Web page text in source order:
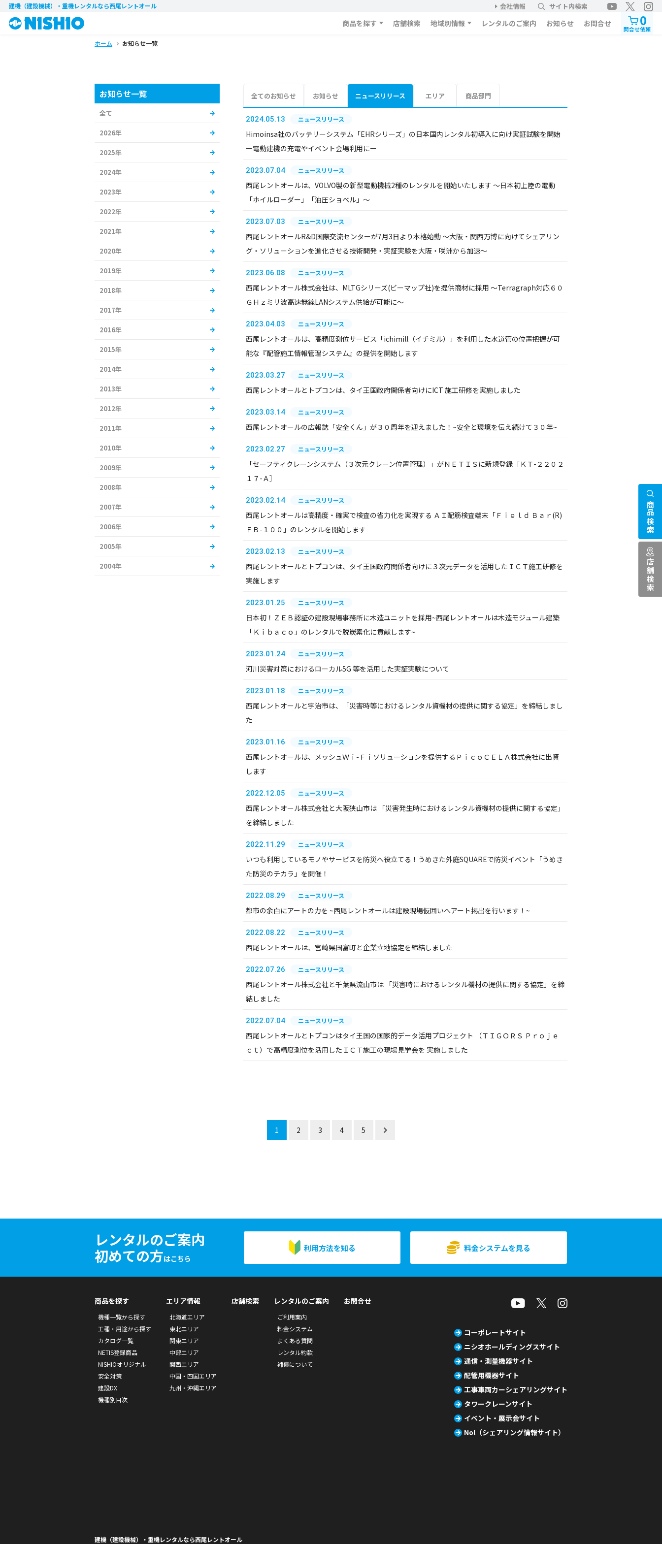
建機（建設機械）・重機レンタルなら西尾レントオール 会社情報 サイト内検索
商品を探す 店舗検索 地域別情報 レンタルのご案内 お知らせ お問合せ 0
問合せ依頼
ホーム お知らせ一覧
全てのお知らせ お知らせ ニュースリリース エリア 商品部門
2024.05.13 ニュースリリース
Himoinsa社のバッテリーシステム「EHRシリーズ」の日本国内レンタル初導入に向け実証試験を開始
ー電動建機の充電やイベント会場利用にー
2023.07.04 ニュースリリース
西尾レントオールは、VOLVO製の新型電動機械2種のレンタルを開始いたします ～日本初上陸の電動
「ホイルローダー」「油圧ショベル」～
2023.07.03 ニュースリリース
西尾レントオールR&D国際交流センターが7月3日より本格始動 ～大阪・関西万博に向けてシェアリン
グ・ソリューションを進化させる技術開発・実証実験を大阪・咲洲から加速～
2023.06.08 ニュースリリース
西尾レントオール株式会社は、MLTGシリーズ(ビーマップ社)を提供商材に採用 ～Terragraph対応６０
ＧＨｚミリ波高速無線LANシステム供給が可能に～
2023.04.03 ニュースリリース
西尾レントオールは、高精度測位サービス「ichimill（イチミル）」を利用した水道管の位置把握が可
能な『配管施工情報管理システム』の提供を開始します
2023.03.27 ニュースリリース
西尾レントオールとトプコンは、タイ王国政府関係者向けにICT 施工研修を実施しました
2023.03.14 ニュースリリース
西尾レントオールの広報誌「安全くん」が３０周年を迎えました！~安全と環境を伝え続けて３０年~
2023.02.27 ニュースリリース
「セーフティクレーンシステム（３次元クレーン位置管理）」がＮＥＴＩＳに新規登録［ＫＴ-２２０２
１７-Ａ］
2023.02.14 ニュースリリース
西尾レントオールは高精度・確実で検査の省力化を実現する ＡＩ配筋検査端末「Ｆｉｅｌｄ Ｂａｒ(R)
ＦＢ-１００」のレンタルを開始します
2023.02.13 ニュースリリース
西尾レントオールとトプコンは、タイ王国政府関係者向けに３次元データを活用したＩＣＴ施工研修を
実施します
2023.01.25 ニュースリリース
日本初！ＺＥＢ認証の建設現場事務所に木造ユニットを採用~西尾レントオールは木造モジュール建築
「Ｋｉｂａｃｏ」のレンタルで脱炭素化に貢献します~
2023.01.24 ニュースリリース
河川災害対策におけるローカル5G 等を活用した実証実験について
2023.01.18 ニュースリリース
西尾レントオールと宇治市は、「災害時等におけるレンタル資機材の提供に関する協定」を締結しまし
た
2023.01.16 ニュースリリース
西尾レントオールは、メッシュＷｉ-Ｆｉソリューションを提供するＰｉｃｏＣＥＬＡ株式会社に出資
します
2022.12.05 ニュースリリース
西尾レントオール株式会社と大阪狭山市は 「災害発生時におけるレンタル資機材の提供に関する協定」
を締結しました
2022.11.29 ニュースリリース
いつも利用しているモノやサービスを防災へ役立てる！うめきた外庭SQUAREで防災イベント「うめき
た防災のチカラ」を開催！
2022.08.29 ニュースリリース
都市の余白にアートの力を ~西尾レントオールは建設現場仮囲いへアート掲出を行います！~
2022.08.22 ニュースリリース
西尾レントオールは、宮崎県国富町と企業立地協定を締結しました
2022.07.26 ニュースリリース
西尾レントオール株式会社と千葉県流山市は 「災害時におけるレンタル機材の提供に関する協定」を締
結しました
2022.07.04 ニュースリリース
西尾レントオールとトプコンはタイ王国の国家的データ活用プロジェクト （ＴＩＧＯＲＳ Ｐｒｏｊｅ
ｃｔ）で高精度測位を活用したＩＣＴ施工の現場見学会を 実施しました
1 2 3 4 5
お知らせ一覧
全て
2026年
2025年
2024年
2023年
2022年
2021年
2020年
2019年
2018年
2017年
2016年
2015年
2014年
2013年
2012年
2011年
2010年
2009年
2008年
2007年
2006年
2005年
2004年
レンタルのご案内
初めての方はこちら
利用方法を知る 料金システムを見る
商品検索
店舗検索
商品を探す
機種一覧から探す
工種・用途から探す
カタログ一覧
NETIS登録商品
NISHIOオリジナル
安全対策
建設DX
機種別目次
エリア情報
北海道エリア
東北エリア
関東エリア
中部エリア
関西エリア
中国・四国エリア
九州・沖縄エリア
店舗検索 レンタルのご案内
ご利用案内
料金システム
よくある質問
レンタル約款
補償について
お問合せ
コーポレートサイト
ニシオホールディングスサイト
通信・測量機器サイト
配管用機器サイト
工事車両カーシェアリングサイト
タワークレーンサイト
イベント・展示会サイト
Nol（シェアリング情報サイト）
建機（建設機械）・重機レンタルなら西尾レントオール